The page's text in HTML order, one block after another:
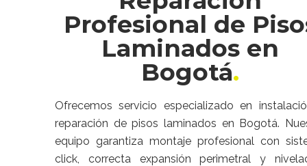
Profesional de
Laminados en
Bogotá
Ofrecemos servicio especializado en
reparación de pisos laminados en Bogotá.
equipo garantiza montaje profesional con
click, correcta expansión perimetral y